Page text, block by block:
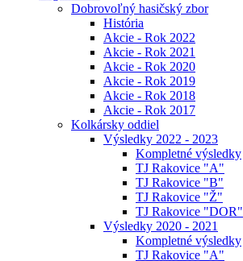
Dobrovoľný hasičský zbor
História
Akcie - Rok 2022
Akcie - Rok 2021
Akcie - Rok 2020
Akcie - Rok 2019
Akcie - Rok 2018
Akcie - Rok 2017
Kolkársky oddiel
Výsledky 2022 - 2023
Kompletné výsledky
TJ Rakovice "A"
TJ Rakovice "B"
TJ Rakovice "Ž"
TJ Rakovice "DOR"
Výsledky 2020 - 2021
Kompletné výsledky
TJ Rakovice "A"